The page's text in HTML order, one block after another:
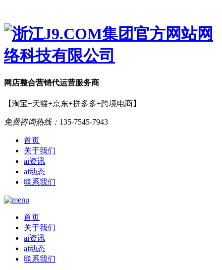
网店整合营销代运营服务商
【淘宝+天猫+京东+拼多多+跨境电商】
免费咨询热线： 135-7545-7943
首页
关于我们
ai资讯
ai动态
联系我们
首页
关于我们
ai资讯
ai动态
联系我们